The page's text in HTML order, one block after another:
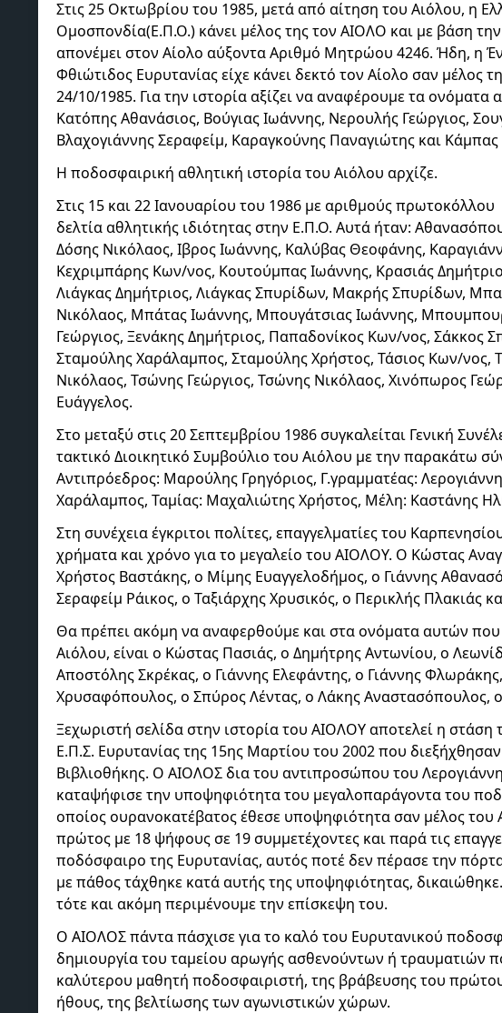
Στις 25 Οκτωβρίου του 1985, μετά από αίτηση του Αιόλου, η
Ομοσπονδία(Ε.Π.Ο.) κάνει μέλος της τον ΑΙΟΛΟ και με βάση
απονέμει στον Αίολο αύξοντα Αριθμό Μητρώου 4246. Ήδη, η
Φθιώτιδος Ευρυτανίας είχε κάνει δεκτό τον Αίολο σαν μέλος
24/10/1985. Για την ιστορία αξίζει να αναφέρουμε τα ονόματα
Κατόπης Αθανάσιος, Βούγιας Ιωάννης, Νερουλής Γεώργιος,
Βλαχογιάννης Σεραφείμ, Καραγκούνης Παναγιώτης και
Η ποδοσφαιρική αθλητική ιστορία του Αιόλου αρχίζε.
Στις 15 και 22 Ιανουαρίου του 1986 με αριθμούς
δελτία αθλητικής ιδιότητας στην Ε.Π.Ο. Αυτά ήταν:
Δόσης Νικόλαος, Ιβρος Ιωάννης, Καλύβας Θεοφάνης,
Κεχριμπάρης Κων/νος, Κουτούμπας Ιωάννης, Κρασιάς
Λιάγκας Δημήτριος, Λιάγκας Σπυρίδων, Μακρής Σπυρίδων,
Νικόλαος, Μπάτας Ιωάννης, Μπουγάτσιας Ιωάννης,
Γεώργιος, Ξενάκης Δημήτριος, Παπαδονίκος Κων/νος, Σάκκος
Σταμούλης Χαράλαμπος, Σταμούλης Χρήστος, Τάσιος Κων/νος,
Νικόλαος, Τσώνης Γεώργιος, Τσώνης Νικόλαος, Χινόπωρος
Ευάγγελος.
Στο μεταξύ στις 20 Σεπτεμβρίου 1986 συγκαλείται Γενική
τακτικό Διοικητικό Συμβούλιο του Αιόλου με την παρακάτω
Αντιπρόεδρος: Μαρούλης Γρηγόριος, Γ.γραμματέας:
Χαράλαμπος, Ταμίας: Μαχαλιώτης Χρήστος, Μέλη: Καστάνης
Στη συνέχεια έγκριτοι πολίτες, επαγγελματίες του
χρήματα και χρόνο για το μεγαλείο του ΑΙΟΛΟΥ. Ο Κώστας
Χρήστος Βαστάκης, ο Μίμης Ευαγγελοδήμος, ο Γιάννης
Σεραφείμ Ράικος, ο Ταξιάρχης Χρυσικός, ο Περικλής Πλακιάς
Θα πρέπει ακόμη να αναφερθούμε και στα ονόματα αυτών
Αιόλου, είναι ο Κώστας Πασιάς, ο Δημήτρης Αντωνίου, ο
Αποστόλης Σκρέκας, ο Γιάννης Ελεφάντης, ο Γιάννης
Χρυσαφόπουλος, ο Σπύρος Λέντας, ο Λάκης Αναστασόπουλος,
Ξεχωριστή σελίδα στην ιστορία του ΑΙΟΛΟΥ αποτελεί η στάση
Ε.Π.Σ. Ευρυτανίας της 15ης Μαρτίου του 2002 που
Βιβλιοθήκης. Ο ΑΙΟΛΟΣ δια του αντιπροσώπου του
καταψήφισε την υποψηφιότητα του μεγαλοπαράγοντα του
οποίος ουρανοκατέβατος έθεσε υποψηφιότητα σαν μέλος
πρώτος με 18 ψήφους σε 19 συμμετέχοντες και παρά τις
ποδόσφαιρο της Ευρυτανίας, αυτός ποτέ δεν πέρασε την
με πάθος τάχθηκε κατά αυτής της υποψηφιότητας,
τότε και ακόμη περιμένουμε την επίσκεψη του.
Ο ΑΙΟΛΟΣ πάντα πάσχισε για το καλό του Ευρυτανικού
δημιουργία του ταμείου αρωγής ασθενούντων ή τραυματιών
καλύτερου μαθητή ποδοσφαιριστή, της βράβευσης του
ήθους, της βελτίωσης των αγωνιστικών χώρων.